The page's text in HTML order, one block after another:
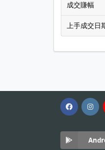
成交賺幅
上手成交日